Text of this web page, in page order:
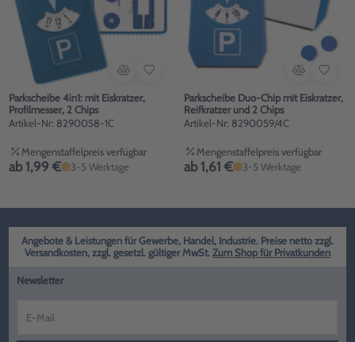
Parkscheibe 4in1: mit Eiskratzer,
Profilmesser, 2 Chips
Artikel-Nr: 8290058-1C
Mengenstaffelpreis verfügbar
ab 1,99 € 3-5 Werktage
Parkscheibe Duo-Chip mit Eiskratzer,
Reifkratzer und 2 Chips
Artikel-Nr: 8290059/4C
Mengenstaffelpreis verfügbar
ab 1,61 € 3-5 Werktage
Angebote & Leistungen für Gewerbe, Handel, Industrie. Preise netto zzgl.
Versandkosten, zzgl. gesetzl. gültiger MwSt. Zum Shop für Privatkunden
Newsletter